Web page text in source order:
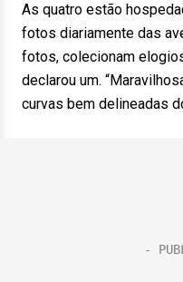
As quatro estão
fotos diariamente das
fotos, colecionam
declarou um.
curvas bem delineadas